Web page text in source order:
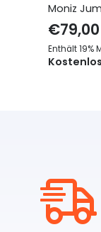
Moniz
€79,00
Enthält 19%